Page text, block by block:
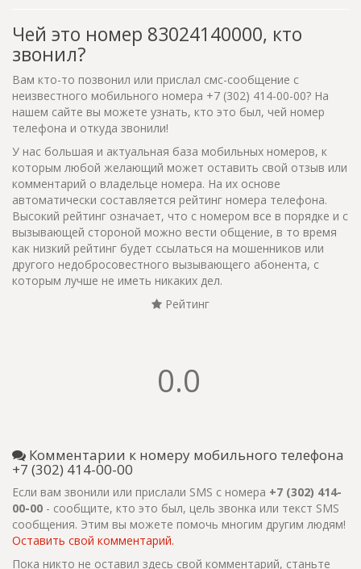
Чей это номер 83024140000, кто
звонил?
Вам кто-то позвонил или прислал смс-сообщение с
неизвестного мобильного номера +7 (302) 414-00-00? На
нашем сайте вы можете узнать, кто это был, чей номер
телефона и откуда звонили!
У нас большая и актуальная база мобильных номеров, к
которым любой желающий может оставить свой отзыв или
комментарий о владельце номера. На их основе
автоматически составляется рейтинг номера телефона.
Высокий рейтинг означает, что с номером все в порядке и с
вызывающей стороной можно вести общение, в то время
как низкий рейтинг будет ссылаться на мошенников или
другого недобросовестного вызывающего абонента, с
которым лучше не иметь никаких дел.
Рейтинг
0.0
Комментарии к номеру мобильного телефона
+7 (302) 414-00-00
Если вам звонили или прислали SMS с номера +7 (302) 414-
00-00 - сообщите, кто это был, цель звонка или текст SMS
сообщения. Этим вы можете помочь многим другим людям!
Оставить свой комментарий.
Пока никто не оставил здесь свой комментарий, станьте